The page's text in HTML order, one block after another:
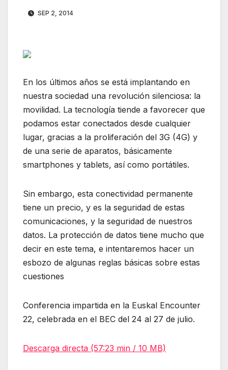
SEP 2, 2014
En los últimos años se está implantando en
nuestra sociedad una revolución silenciosa: la
movilidad. La tecnología tiende a favorecer que
podamos estar conectados desde cualquier
lugar, gracias a la proliferación del 3G (4G) y
de una serie de aparatos, básicamente
smartphones y tablets, así como portátiles.
Sin embargo, esta conectividad permanente
tiene un precio, y es la seguridad de estas
comunicaciones, y la seguridad de nuestros
datos. La protección de datos tiene mucho que
decir en este tema, e intentaremos hacer un
esbozo de algunas reglas básicas sobre estas
cuestiones
Conferencia impartida en la Euskal Encounter
22, celebrada en el BEC del 24 al 27 de julio.
Descarga directa (57:23 min / 10 MB)